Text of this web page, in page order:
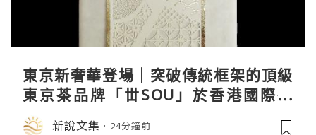
東京新奢華登場｜突破傳統框架的頂級
東京茶品牌「丗SOU」於香港國際茶
展首度亮相
新說文集 24分鐘前